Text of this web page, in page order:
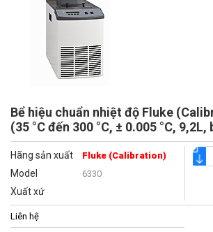
Bể hiệu chuẩn nhiệt độ Fluke
(35 °C đến 300 °C, ± 0.005 °C, 9,2L,
Hãng sản xuất Fluke (Calibration)
Model 6330
Xuất xứ
Liên hệ